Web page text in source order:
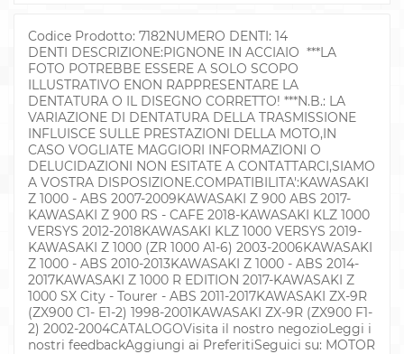
Codice Prodotto: 7182NUMERO DENTI: 14
DENTI DESCRIZIONE:PIGNONE IN ACCIAIO ***LA
FOTO POTREBBE ESSERE A SOLO SCOPO
ILLUSTRATIVO ENON RAPPRESENTARE LA
DENTATURA O IL DISEGNO CORRETTO! ***N.B.: LA
VARIAZIONE DI DENTATURA DELLA TRASMISSIONE
INFLUISCE SULLE PRESTAZIONI DELLA MOTO,IN
CASO VOGLIATE MAGGIORI INFORMAZIONI O
DELUCIDAZIONI NON ESITATE A CONTATTARCI,SIAMO
A VOSTRA DISPOSIZIONE.COMPATIBILITA':KAWASAKI
Z 1000 - ABS 2007-2009KAWASAKI Z 900 ABS 2017-
KAWASAKI Z 900 RS - CAFE 2018-KAWASAKI KLZ 1000
VERSYS 2012-2018KAWASAKI KLZ 1000 VERSYS 2019-
KAWASAKI Z 1000 (ZR 1000 A1-6) 2003-2006KAWASAKI
Z 1000 - ABS 2010-2013KAWASAKI Z 1000 - ABS 2014-
2017KAWASAKI Z 1000 R EDITION 2017-KAWASAKI Z
1000 SX City - Tourer - ABS 2011-2017KAWASAKI ZX-9R
(ZX900 C1- E1-2) 1998-2001KAWASAKI ZX-9R (ZX900 F1-
2) 2002-2004CATALOGOVisita il nostro negozioLeggi i
nostri feedbackAggiungi ai PreferitiSeguici su: MOTOR